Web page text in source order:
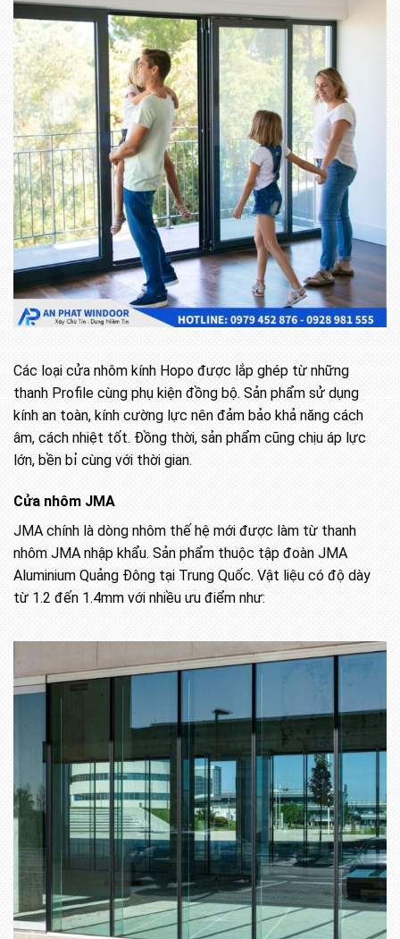
Các loại cửa nhôm kính Hopo được lắp ghép từ những
thanh Profile cùng phụ kiện đồng bộ. Sản phẩm sử dụng
kính an toàn, kính cường lực nên đảm bảo khả năng cách
âm, cách nhiệt tốt. Đồng thời, sản phẩm cũng chịu áp lực
lớn, bền bỉ cùng với thời gian.
Cửa nhôm JMA
JMA chính là dòng nhôm thế hệ mới được làm từ thanh
nhôm JMA nhập khẩu. Sản phẩm thuộc tập đoàn JMA
Aluminium Quảng Đông tại Trung Quốc. Vật liệu có độ dày
từ 1.2 đến 1.4mm với nhiều ưu điểm như: